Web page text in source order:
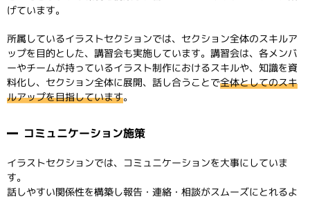
げています。
所属しているイラストセクションでは、セクション全体のスキルア
ップを目的とした、講習会も実施しています。講習会は、各メンバ
ーやチームが持っているイラスト制作におけるスキルや、知識を資
料化し、セクション全体に展開、話し合うことで全体としてのスキ
ルアップを目指しています。
コミュニケーション施策
イラストセクションでは、コミュニケーションを大事にしていま
す。
話しやすい関係性を構築し報告・連絡・相談がスムーズにとれるよ